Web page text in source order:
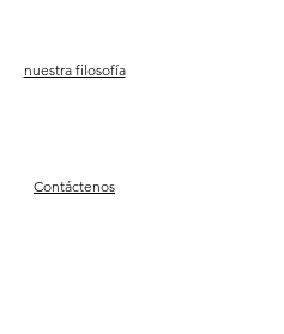
nuestra filosofía
Contáctenos